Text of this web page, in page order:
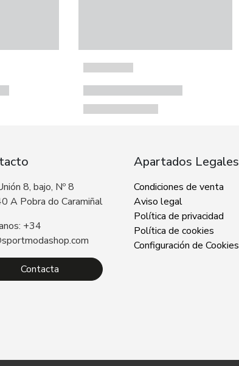
8, bajo, Nº 8
A Pobra do Caramiñal
+34
Contacta
Apartados Legales
Condiciones de venta
Aviso legal
Política de privacidad
Política de cookies
Configuración de Cookies